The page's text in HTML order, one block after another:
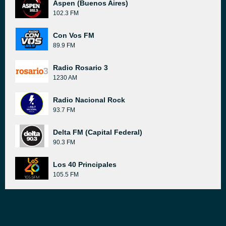
Aspen (Buenos Aires)
102.3 FM
Con Vos FM
89.9 FM
Radio Rosario 3
1230 AM
Radio Nacional Rock
93.7 FM
Delta FM (Capital Federal)
90.3 FM
Los 40 Principales
105.5 FM